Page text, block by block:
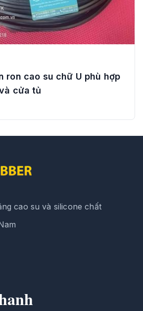
ron cao su chữ U phù hợp
cửa tủ
cao su và silicone chất